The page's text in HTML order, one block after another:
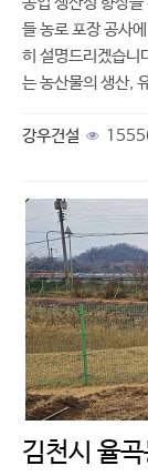
들 농로 포장 공사
히 설명드리겠습니
는 농산물의 생산,
강우건설
김천시 율